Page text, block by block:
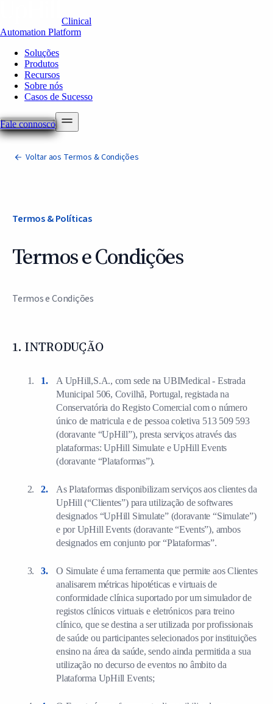
Clinical
Automation Platform
Soluções
Produtos
Recursos
Sobre nós
Casos de Sucesso
Fale connosco
Voltar aos Termos & Condições
Termos & Políticas
Termos e Condições
Termos e Condições
1. INTRODUÇÃO
A UpHill,S.A., com sede na UBIMedical - Estrada
Municipal 506, Covilhã, Portugal, registada na
Conservatória do Registo Comercial com o número
único de matricula e de pessoa coletiva 513 509 593
(doravante “UpHill”), presta serviços através das
plataformas: UpHill Simulate e UpHill Events
(doravante “Plataformas”).
As Plataformas disponibilizam serviços aos clientes da
UpHill (“Clientes”) para utilização de softwares
designados “UpHill Simulate” (doravante “Simulate”)
e por UpHill Events (doravante “Events”), ambos
designados em conjunto por “Plataformas”.
O Simulate é uma ferramenta que permite aos Clientes
analisarem métricas hipotéticas e virtuais de
conformidade clínica suportado por um simulador de
registos clínicos virtuais e eletrónicos para treino
clínico, que se destina a ser utilizada por profissionais
de saúde ou participantes selecionados por instituições
ensino na área da saúde, sendo ainda permitida a sua
utilização no decurso de eventos no âmbito da
Plataforma UpHill Events;